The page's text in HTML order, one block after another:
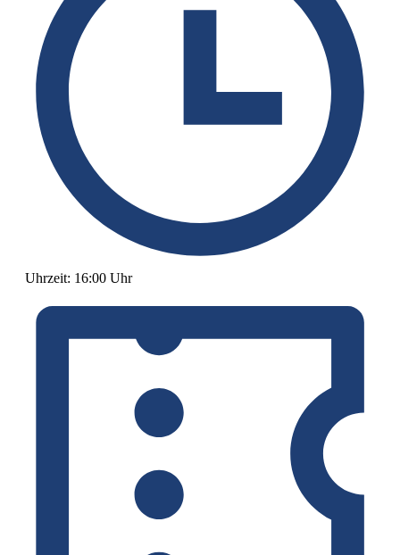
Uhrzeit: 16:00 Uhr